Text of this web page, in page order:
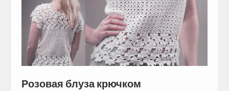
Розовая блуза крючком